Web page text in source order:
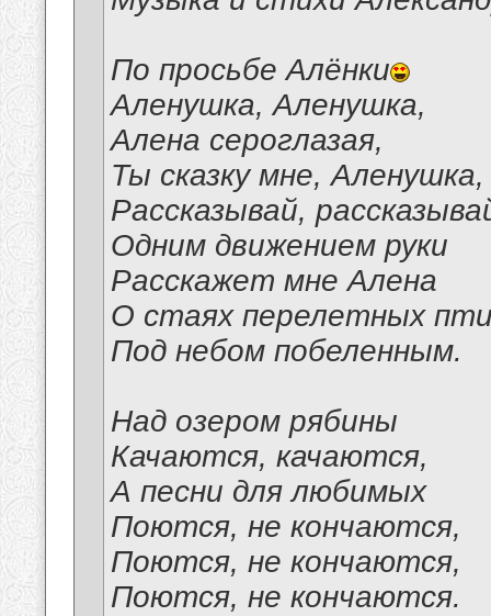
По просьбе Алёнки
Аленушка, Аленушка,
Алена сероглазая,
Ты сказку мне, Аленушка,
Рассказывай,
Одним движением руки
Расскажет мне Алена
О стаях перелетных
Под небом побеленным.
Над озером рябины
Качаются, качаются,
А песни для любимых
Поются, не кончаются,
Поются, не кончаются,
Поются, не кончаются.